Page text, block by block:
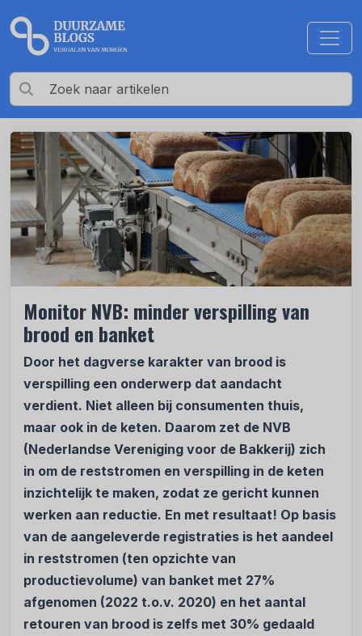
Monitor NVB: minder verspilling van
brood en banket
Door het dagverse karakter van brood is
verspilling een onderwerp dat aandacht
verdient. Niet alleen bij consumenten thuis,
maar ook in de keten. Daarom zet de NVB
(Nederlandse Vereniging voor de Bakkerij) zich
in om de reststromen en verspilling in de keten
inzichtelijk te maken, zodat ze gericht kunnen
werken aan reductie. En met resultaat! Op basis
van de aangeleverde registraties is het aandeel
in reststromen (ten opzichte van
productievolume) van banket met 27%
afgenomen (2022 t.o.v. 2020) en het aantal
retouren van brood is zelfs met 30% gedaald